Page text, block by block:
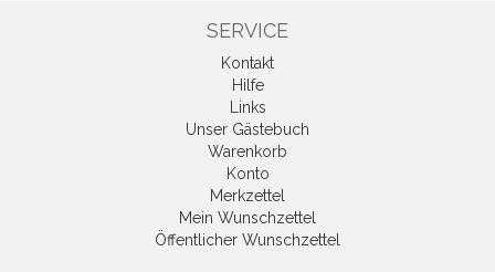
SERVICE
Kontakt
Hilfe
Links
Unser Gästebuch
Warenkorb
Konto
Merkzettel
Mein Wunschzettel
Öffentlicher Wunschzettel